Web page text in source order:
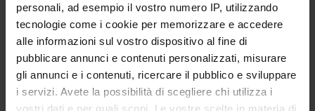
personali, ad esempio il vostro numero IP, utilizzando
tecnologie come i cookie per memorizzare e accedere
alle informazioni sul vostro dispositivo al fine di
pubblicare annunci e contenuti personalizzati, misurare
gli annunci e i contenuti, ricercare il pubblico e sviluppare
i servizi. Avete la possibilità di scegliere chi utilizza i
vostri dati e per quali scopi. Le vostre scelte in materia di
COMMITTEES
DEPARTMENT ADMINISTRATION OFFICES
STUDENT ADMINISTRATION OFFICES